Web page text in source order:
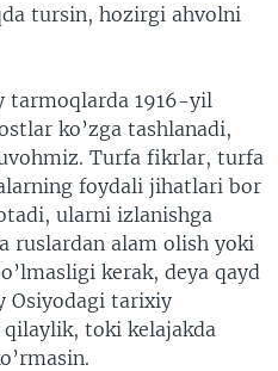
tursin, hozirgi ahvolni
tarmoqlarda 1916-yil
ko’zga tashlanadi,
Turfa fikrlar, turfa
foydali jihatlari bor
ularni izlanishga
ruslardan alam olish yoki
kerak, deya qayd
Osiyodagi tarixiy
toki kelajakda